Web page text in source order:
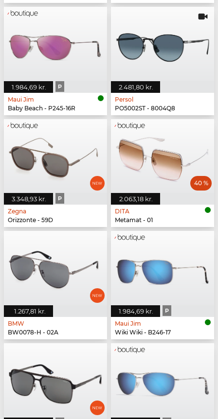
1.984,69 kr. P
Maui Jim
Baby Beach - P245-16R
2.481,80 kr.
Persol
PO5002ST - 8004Q8
3.348,93 kr. P
Zegna
Orizzonte - 59D
2.063,18 kr.
40 %
DITA
Metamat - 01
1.267,81 kr.
BMW
BW0078-H - 02A
1.984,69 kr. P
Maui Jim
Wiki Wiki - B246-17